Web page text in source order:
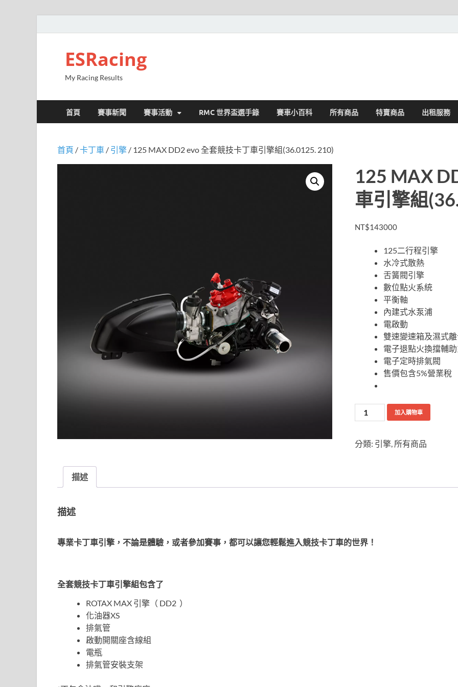
ESRacing
My Racing Results
首頁 賽事新聞 賽事活動 RMC 世界盃選手錄 賽車小百科 所有商品 特賣商品 出租服務
首頁 /卡丁車 / 引擎 / 125 MAX DD2 evo 全套競技卡丁車引擎組(36.0125. 210)
125 MAX
車引擎組
NT$143000
125二行程引擎
水冷式散熱
舌簧閥引擎
數位點火系統
平衡軸
內建式水泵浦
電啟動
雙速變速箱及濕式
電子退點火換擋輔
電子定時排氣閥
售價包含5%營業稅
加入購物車
分類: 引擎 所有商品
描述
描述
專業卡丁車引擎，不論是體驗，或者參加賽事，都可以讓您輕鬆進入競技卡丁車的世界！
全套競技卡丁車引擎組包含了
ROTAX MAX 引擎（ DD2 ）
化油器XS
排氣管
啟動開關座含線組
電瓶
排氣管安裝支架